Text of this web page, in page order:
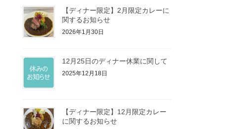
【ディナー限定】2月限定カレーに
関するお知らせ
2026年1月30日
12月25日のディナー休業に関して
2025年12月18日
【ディナー限定】12月限定カレー
に関するお知らせ